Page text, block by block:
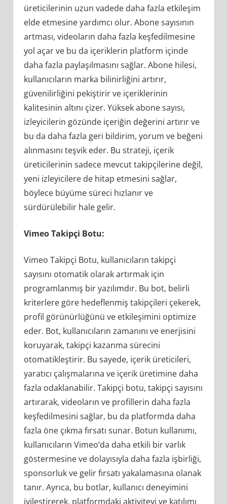
üreticilerinin uzun vadede daha fazla etkileşim
elde etmesine yardımcı olur. Abone sayısının
artması, videoların daha fazla keşfedilmesine
yol açar ve bu da içeriklerin platform içinde
daha fazla paylaşılmasını sağlar. Abone hilesi,
kullanıcıların marka bilinirliğini artırır,
güvenilirliğini pekiştirir ve içeriklerinin
kalitesinin altını çizer. Yüksek abone sayısı,
izleyicilerin gözünde içeriğin değerini artırır ve
bu da daha fazla geri bildirim, yorum ve beğeni
alınmasını teşvik eder. Bu strateji, içerik
üreticilerinin sadece mevcut takipçilerine değil,
yeni izleyicilere de hitap etmesini sağlar,
böylece büyüme süreci hızlanır ve
sürdürülebilir hale gelir.
Vimeo Takipçi Botu:
Vimeo Takipçi Botu, kullanıcıların takipçi
sayısını otomatik olarak artırmak için
programlanmış bir yazılımdır. Bu bot, belirli
kriterlere göre hedeflenmiş takipçileri çekerek,
profil görünürlüğünü ve etkileşimini optimize
eder. Bot, kullanıcıların zamanını ve enerjisini
koruyarak, takipçi kazanma sürecini
otomatikleştirir. Bu sayede, içerik üreticileri,
yaratıcı çalışmalarına ve içerik üretimine daha
fazla odaklanabilir. Takipçi botu, takipçi sayısını
artırarak, videoların ve profillerin daha fazla
keşfedilmesini sağlar, bu da platformda daha
fazla öne çıkma fırsatı sunar. Botun kullanımı,
kullanıcıların Vimeo’da daha etkili bir varlık
göstermesine ve dolayısıyla daha fazla işbirliği,
sponsorluk ve gelir fırsatı yakalamasına olanak
tanır. Ayrıca, bu botlar, kullanıcı deneyimini
iyileştirerek, platformdaki aktiviteyi ve katılımı